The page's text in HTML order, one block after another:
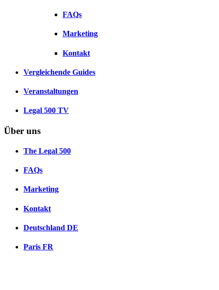
FAQs
Marketing
Kontakt
Vergleichende Guides
Veranstaltungen
Legal 500 TV
Über uns
The Legal 500
FAQs
Marketing
Kontakt
Deutschland DE
Paris FR